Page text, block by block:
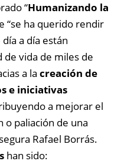
“Humanizando la
“se ha querido rendir
a día están
de vida de miles de
a la creación de
e iniciativas
a mejorar el
o paliación de una
Rafael Borrás.
han sido: